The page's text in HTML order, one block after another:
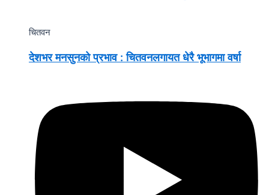
चितवन
देशभर मनसुनको प्रभाव : चितवनलगायत धेरै भूभागमा वर्षा